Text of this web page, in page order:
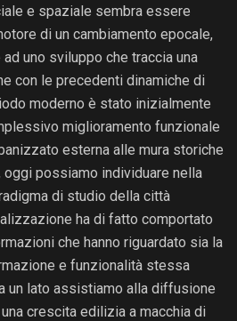
e spaziale sembra essere
di un cambiamento epocale,
uno sviluppo che traccia una
con le precedenti dinamiche di
moderno è stato inizialmente
miglioramento funzionale
esterna alle mura storiche
oggi possiamo individuare nella
di studio della città
ha di fatto comportato
che hanno riguardato sia la
e funzionalità stessa
un lato assistiamo alla diffusione
crescita edilizia a macchia di